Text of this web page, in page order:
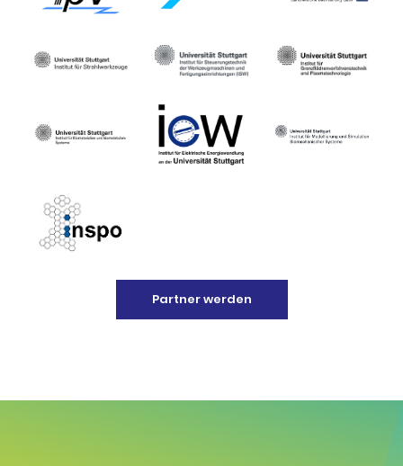
Partner werden